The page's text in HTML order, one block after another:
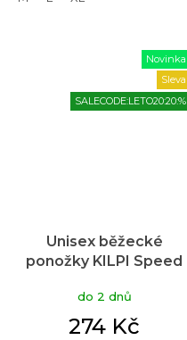
Novinka
Sleva
SALECODE:LETO20:20:%
Unisex běžecké
ponožky KILPI Speed
do 2 dnů
274 Kč